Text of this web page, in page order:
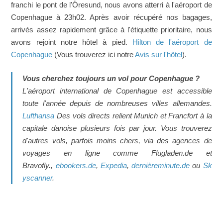
franchi le pont de l'Öresund, nous avons atterri à l'aéroport de
Copenhague à 23h02. Après avoir récupéré nos bagages,
arrivés assez rapidement grâce à l'étiquette prioritaire, nous
avons rejoint notre hôtel à pied. Hilton de l'aéroport de
Copenhague (Vous trouverez ici notreAvis sur l'hôtel).
Vous cherchez toujours un vol pour Copenhague ?
L'aéroport international de Copenhague est accessible
toute l'année depuis de nombreuses villes allemandes.
Lufthansa Des vols directs relient Munich et Francfort à la
capitale danoise plusieurs fois par jour. Vous trouverez
d'autres vols, parfois moins chers, via des agences de
voyages en ligne comme Flugladen.de et
Bravofly., ebookers.de, Expedia,dernièreminute.de ou Sk
yscanner.